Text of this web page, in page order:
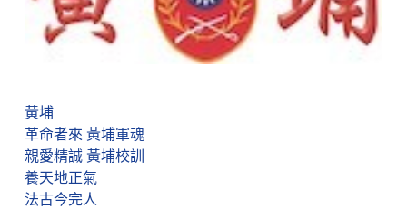
黃埔
革命者來 黃埔軍魂
親愛精誠 黃埔校訓
養天地正氣
法古今完人